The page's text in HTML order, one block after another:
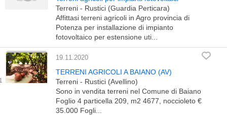
Terreni - Rustici (Guardia Perticara)
Affittasi terreni agricoli in Agro provincia di
Potenza per installazione di impianto
fotovoltaico per estensione uti...
19.11.2020
TERRENI AGRICOLI A BAIANO (AV)
Terreni - Rustici (Avellino)
Sono in vendita terreni nel Comune di Baiano
Foglio 4 particella 209, m2 4677, noccioleto €
35.000 Fogli...